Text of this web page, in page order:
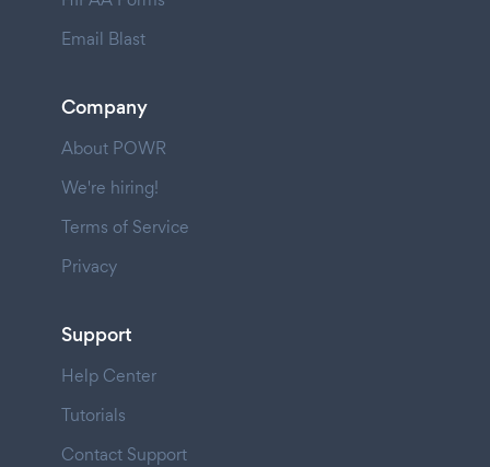
Email Blast
Company
About POWR
We're hiring!
Terms of Service
Privacy
Support
Help Center
Tutorials
Contact Support